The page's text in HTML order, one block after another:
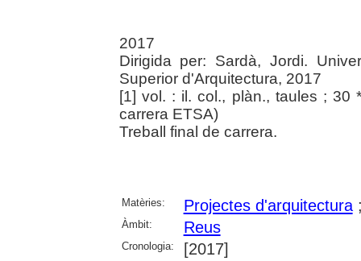
2017
Dirigida per: Sardà, Jordi.
Superior d'Arquitectura, 2017
[1] vol. : il. col., plàn., taules ; 30
carrera ETSA)
Treball final de carrera.
Matèries: Projectes d'arquitectura
Àmbit: Reus
Cronologia: [2017]